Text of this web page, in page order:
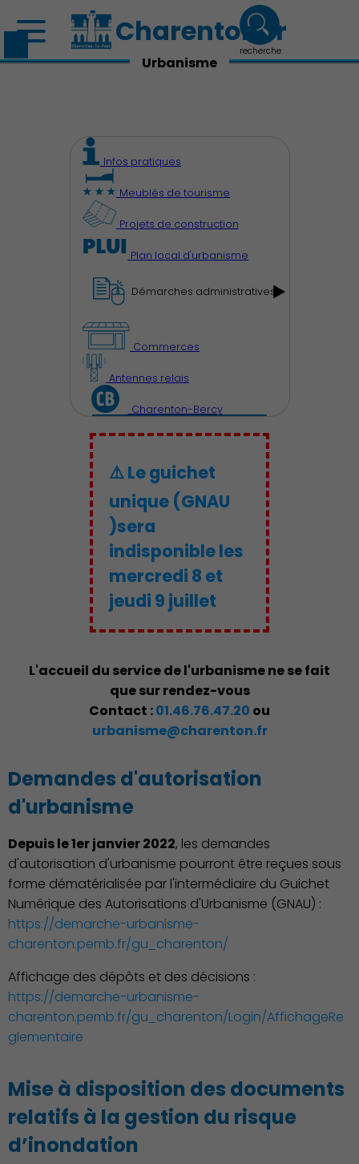
Découvrir Charenton
Démocratie locale
Famille
Charenton.fr
recherche
Urbanisme
Infos pratiques
Meublés de tourisme
Projets de construction
Plan local d'urbanisme
Démarches administratives
Commerces
Antennes relais
Charenton-Bercy
⚠️ Le guichet
unique (GNAU
)sera
indisponible les
mercredi 8 et
jeudi 9 juillet
L'accueil du service de l'urbanisme ne se fait
que sur rendez-vous
Contact :01.46.76.47.20 ou
urbanisme@charenton.fr
Demandes d'autorisation
d'urbanisme
Depuis le 1er janvier 2022, les demandes
d'autorisation d'urbanisme pourront être reçues sous
forme dématérialisée par l'intermédiaire du Guichet
Numérique des Autorisations d'Urbanisme (GNAU) :
https://demarche-urbanisme-
charenton.pemb.fr/gu_charenton/
Affichage des dépôts et des décisions :
https://demarche-urbanisme-
charenton.pemb.fr/gu_charenton/Login/AffichageRe
glementaire
Mise à disposition des documents
relatifs à la gestion du risque
d’inondation